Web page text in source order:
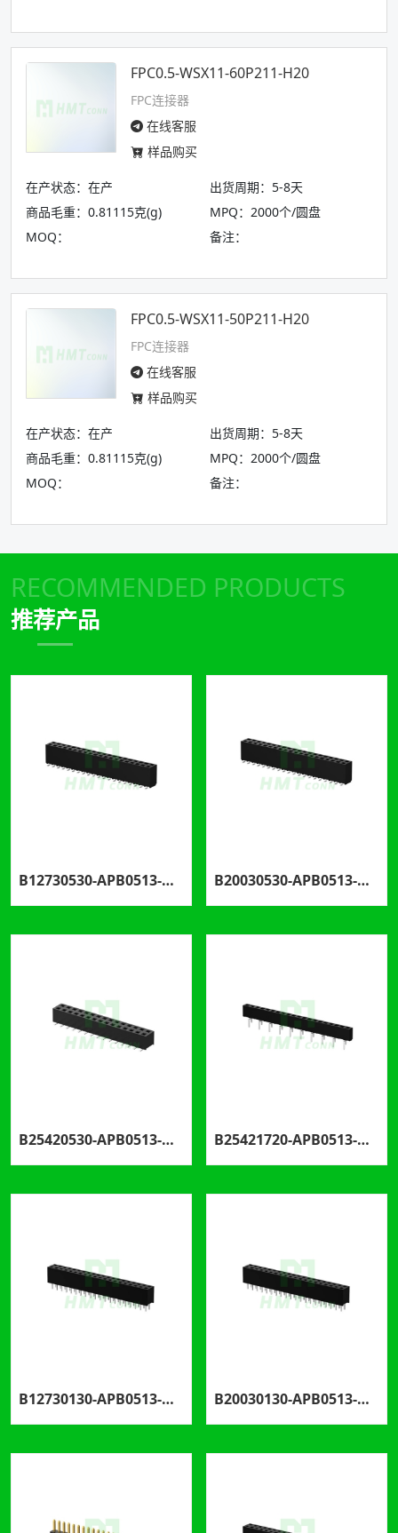
FPC0.5-WSX11-60P211-H20
FPC连接器
在线客服
样品购买
在产状态：在产
出货周期：5-8天
商品毛重：0.81115克(g)
MPQ：2000个/圆盘
MOQ：
备注：
FPC0.5-WSX11-50P211-H20
FPC连接器
在线客服
样品购买
在产状态：在产
出货周期：5-8天
商品毛重：0.81115克(g)
MPQ：2000个/圆盘
MOQ：
备注：
RECOMMENDED PRODUCTS
推荐产品
B12730530-APB0513-H57C23 B20030530-APB0513-H57C69
B25420530-APB0513-H85C72 B25421720-APB0513-H50C30
B12730130-APB0513-H57C23 B20030130-APB0513-H57C28